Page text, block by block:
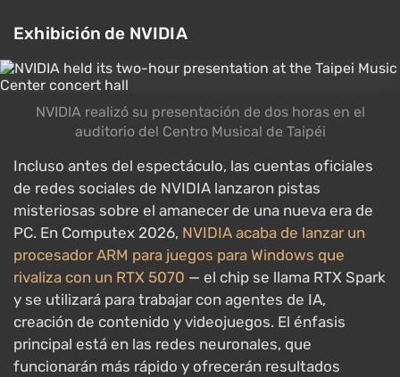
Exhibición de NVIDIA
NVIDIA realizó su presentación de dos horas en el
auditorio del Centro Musical de Taipéi
Incluso antes del espectáculo, las cuentas oficiales
de redes sociales de NVIDIA lanzaron pistas
misteriosas sobre el amanecer de una nueva era de
PC. En Computex 2026, NVIDIA acaba de lanzar un
procesador ARM para juegos para Windows que
rivaliza con un RTX 5070 — el chip se llama RTX Spark
y se utilizará para trabajar con agentes de IA,
creación de contenido y videojuegos. El énfasis
principal está en las redes neuronales, que
funcionarán más rápido y ofrecerán resultados